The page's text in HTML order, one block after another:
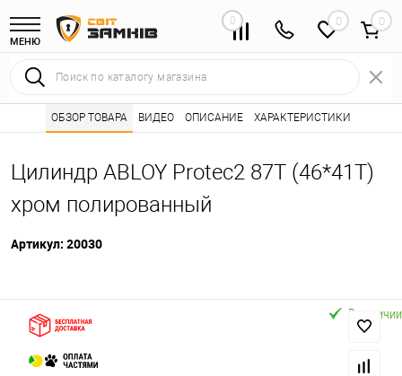
МЕНЮ
0 0
Интернет магазин замков Каталог товаров ⭐ • Сердцевины
Цилиндр ABLOY Protec2 87T (46*41T)
хром полированный
Артикул: 20030
ОБЗОР ТОВАРА ВИДЕО ОПИСАНИЕ ХАРАКТЕРИСТИКИ
В наличии